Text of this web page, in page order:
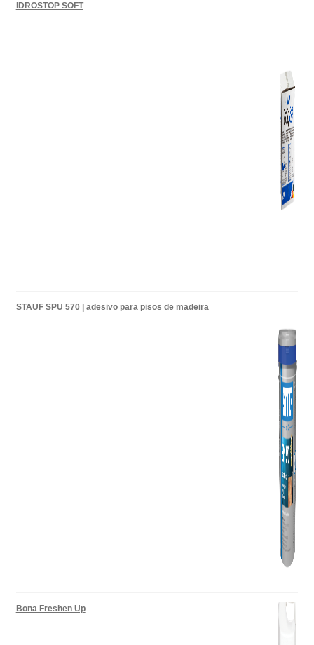
IDROSTOP SOFT
STAUF SPU 570 | adesivo para pisos de madeira
Bona Freshen Up